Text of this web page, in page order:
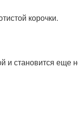
корочки.
и становится еще